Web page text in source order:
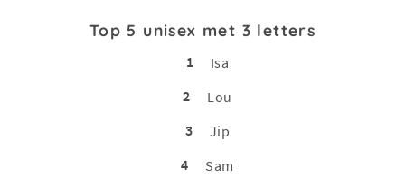
Top 5 unisex met 3 letters
1
Isa
2
Lou
3
Jip
4
Sam